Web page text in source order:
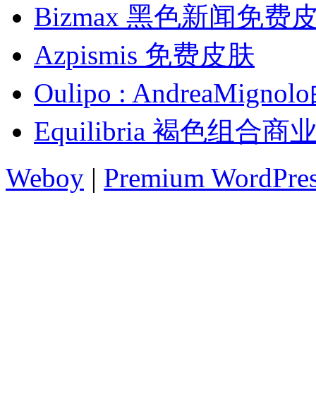
Bizmax 黑色新闻免费
Azpismis 免费皮肤
Oulipo :
Equilibria 褐色组合商
Weboy | Premium